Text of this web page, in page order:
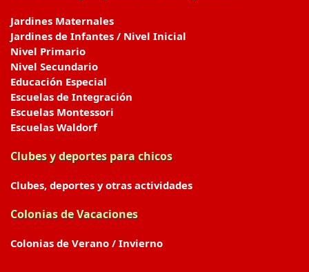
Jardines Maternales
Jardines de Infantes / Nivel Inicial
Nivel Primario
Nivel Secundario
Educación Especial
Escuelas de Integración
Escuelas Montessori
Escuelas Waldorf
Clubes y deportes para chicos
Clubes, deportes y otras actividades
Colonias de Vacaciones
Colonias de Verano / Invierno